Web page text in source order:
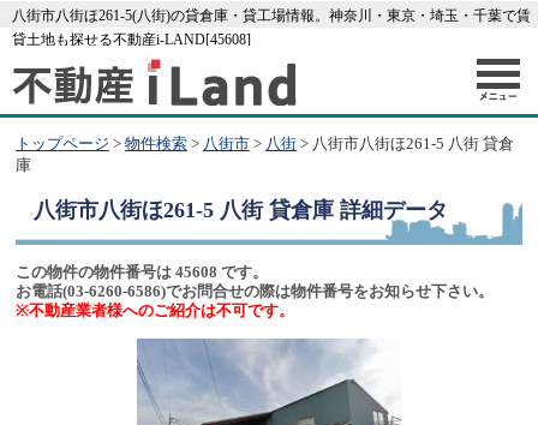
八街市八街ほ261-5(八街)の貸倉庫・貸工場情報。神奈川・東京・埼玉・千葉で賃
貸土地も探せる不動産i-LAND[45608]
トップページ > 物件検索> 八街市> 八街> 八街市八街ほ261-5 八街 貸倉
庫
八街市八街ほ261-5 八街 貸倉庫詳細データ
この物件の物件番号は 45608 です。
お電話(03-6260-6586)でお問合せの際は物件番号をお知らせ下さい。
※不動産業者様へのご紹介は不可です。